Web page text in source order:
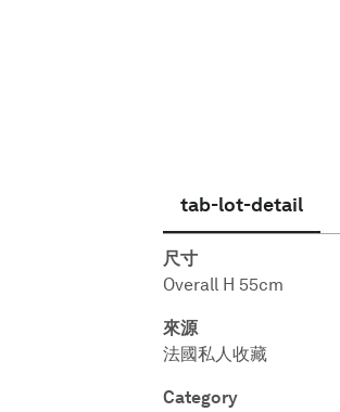
tab-lot-detail
尺寸
Overall H 55cm
來源
法國私人收藏
Category